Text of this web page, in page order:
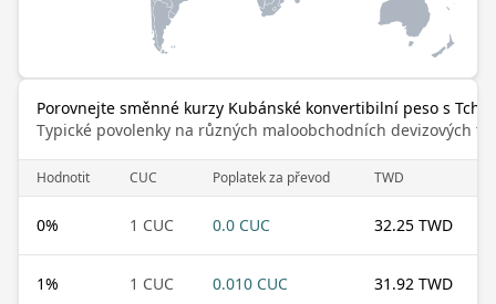
Porovnejte směnné kurzy Kubánské konvertibilní peso s
Typické povolenky na různých maloobchodních devizových
Hodnotit CUC Poplatek za převod TWD
0% 1 CUC 0.0 CUC 32.25 TWD
1% 1 CUC 0.010 CUC 31.92 TWD